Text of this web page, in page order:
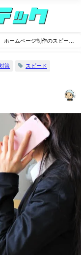
ホームページ制作のスピード
策 スピード